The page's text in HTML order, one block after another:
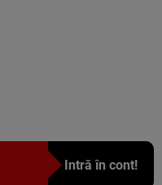
Intră în cont!